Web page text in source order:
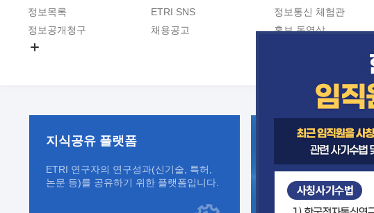
정보목록
정보공개청구
ETRI SNS
채용공고
정보통신 체험관
홍보 동영상
지식공유 플랫폼
ETRI 연구자의 연구성과(신기술, 특허,
논문 등)를 공유하기 위한 플랫폼입니다.